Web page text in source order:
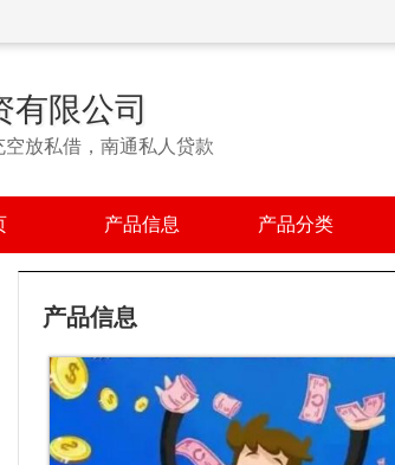
有限公司
放私借，南通私人贷款
产品信息 产品分类
产品信息